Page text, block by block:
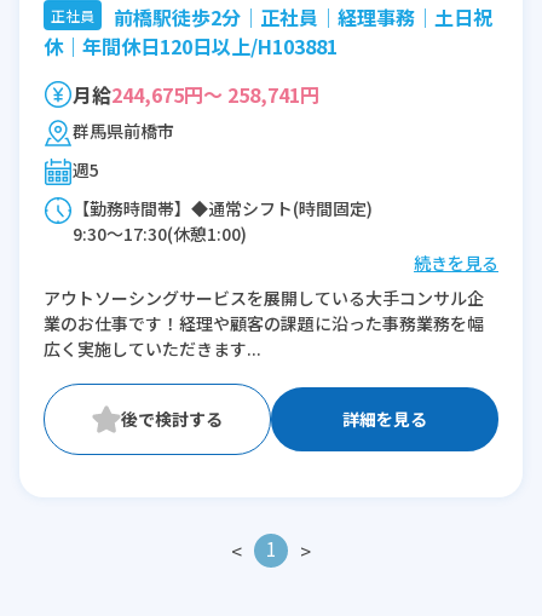
正社員
前橋駅徒歩2分│正社員│経理事務│土日祝
休｜年間休日120日以上/H103881
月給244,675円～ 258,741円
群馬県前橋市
週5
【勤務時間帯】◆通常シフト(時間固定)
9:30〜17:30(休憩1:00)
続きを見る
アウトソーシングサービスを展開している大手コンサル企
業のお仕事です！経理や顧客の課題に沿った事務業務を幅
広く実施していただきます...
詳細を見る
< 1 >